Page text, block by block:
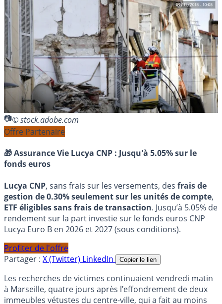
© stock.adobe.com
Offre Partenaire
🎁 Assurance Vie Lucya CNP : Jusqu'à 5.05% sur le
fonds euros
Lucya CNP, sans frais sur les versements, des frais de
gestion de 0.30% seulement sur les unités de compte,
ETF éligibles sans frais de transaction. Jusqu’à 5.05% de
rendement sur la part investie sur le fonds euros CNP
Lucya Euro B en 2026 et 2027 (sous conditions).
Profiter de l'offre
Partager : X (Twitter) LinkedIn Copier le lien
Les recherches de victimes continuaient vendredi matin
à Marseille, quatre jours après l’effondrement de deux
immeubles vétustes du centre-ville, qui a fait au moins